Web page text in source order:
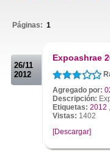
Páginas: 1
26/11
2012
Expoashrae
Agregado por:
Descripción:
Etiquetas: 2012 ,
Vistas: 1402
[Descargar]